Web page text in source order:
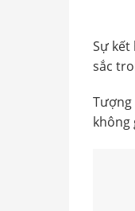
Sự kết
sắc
không